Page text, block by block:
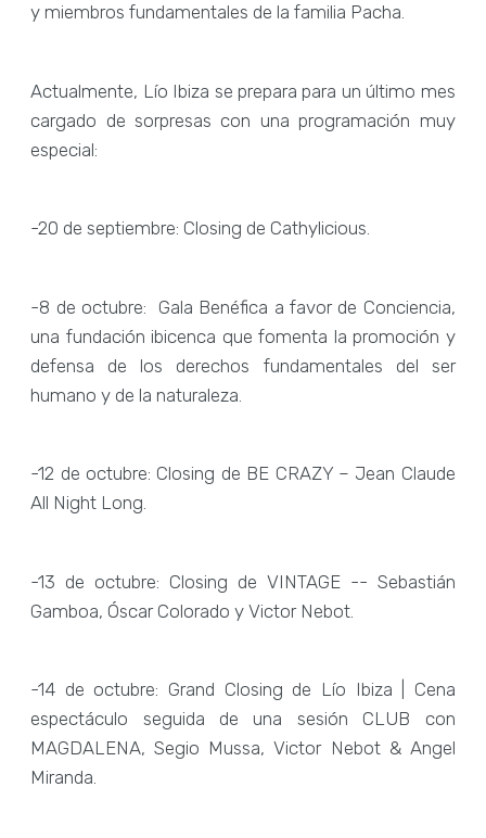
y miembros fundamentales de la familia Pacha.
Actualmente, Lío Ibiza se prepara para un último mes
cargado de sorpresas con una programación muy
especial:
-20 de septiembre: Closing de Cathylicious.
-8 de octubre: Gala Benéfica a favor de Conciencia,
una fundación ibicenca que fomenta la promoción y
defensa de los derechos fundamentales del ser
humano y de la naturaleza.
-12 de octubre: Closing de BE CRAZY – Jean Claude
All Night Long.
-13 de octubre: Closing de VINTAGE -- Sebastián
Gamboa, Óscar Colorado y Victor Nebot.
-14 de octubre: Grand Closing de Lío Ibiza | Cena
espectáculo seguida de una sesión CLUB con
MAGDALENA, Segio Mussa, Victor Nebot & Angel
Miranda.